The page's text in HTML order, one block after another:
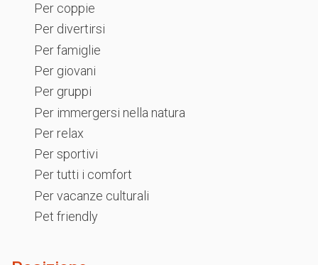
Per coppie
Per divertirsi
Per famiglie
Per giovani
Per gruppi
Per immergersi nella natura
Per relax
Per sportivi
Per tutti i comfort
Per vacanze culturali
Pet friendly